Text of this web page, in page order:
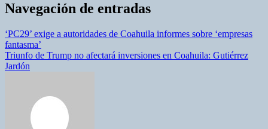
Navegación de entradas
‘PC29’ exige a autoridades de Coahuila informes sobre ‘empresas
fantasma’
Triunfo de Trump no afectará inversiones en Coahuila: Gutiérrez
Jardón